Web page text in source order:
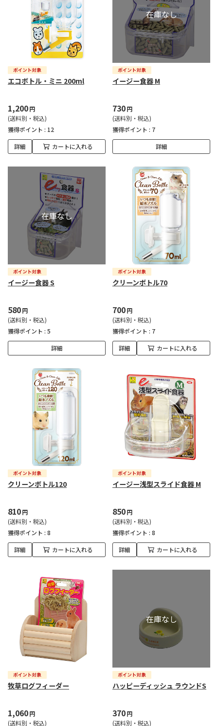
エコボトル・ミニ 200ml
1,200円
(送料別・税込)
獲得ポイント : 12
詳細 カートに入れる
イージー食器 M
730円
(送料別・税込)
獲得ポイント : 7
詳細
イージー食器 S
580円
(送料別・税込)
獲得ポイント : 5
詳細
クリーンボトル70
700円
(送料別・税込)
獲得ポイント : 7
詳細 カートに入れる
クリーンボトル120
810円
(送料別・税込)
獲得ポイント : 8
詳細 カートに入れる
イージー浅型スライド食器 M
850円
(送料別・税込)
獲得ポイント : 8
詳細 カートに入れる
牧草ログフィーダー
1,060円
(送料別・税込)
ハッピーディッシュ ラウンドS
370円
(送料別・税込)